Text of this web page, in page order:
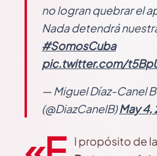
no logran quebrar el
Nada detendrá
#SomosCuba
pic.twitter.com/
— Miguel Díaz-Canel
(@DiazCanelB)May 4,
l propósito de la